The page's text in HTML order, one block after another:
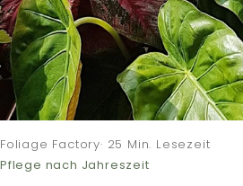
Foliage Factory· 25 Min. Lesezeit
Pflege nach Jahreszeit